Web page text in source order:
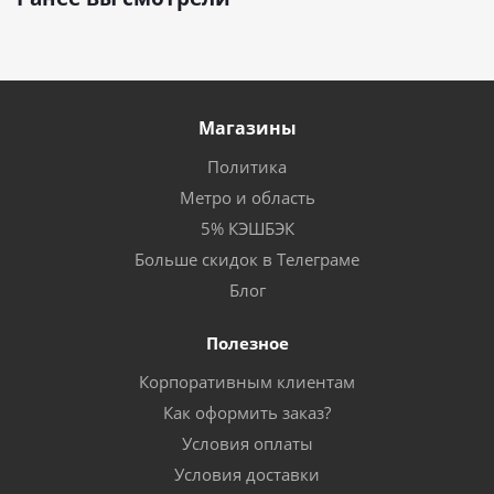
Магазины
Политика
Метро и область
5% КЭШБЭК
Больше скидок в Телеграме
Блог
Полезное
Корпоративным клиентам
Как оформить заказ?
Условия оплаты
Условия доставки